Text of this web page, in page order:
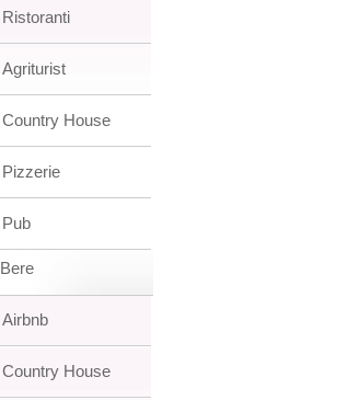
Ristoranti
Agriturist
Country House
Pizzerie
Pub
Bere
Airbnb
Country House